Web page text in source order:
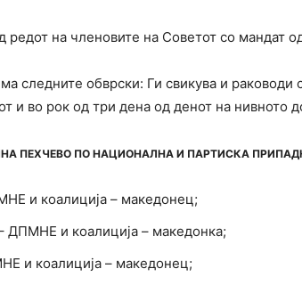
редот на членовите на Советот со мандат
следните обврски: Ги свикува и
и во рок од три дена од денот на нивното
ПЕХЧЕВО ПО НАЦИОНАЛНА И ПАРТИСКА
и коалиција – македонец;
ДПМНЕ и коалиција – македонка;
и коалиција – македонец;